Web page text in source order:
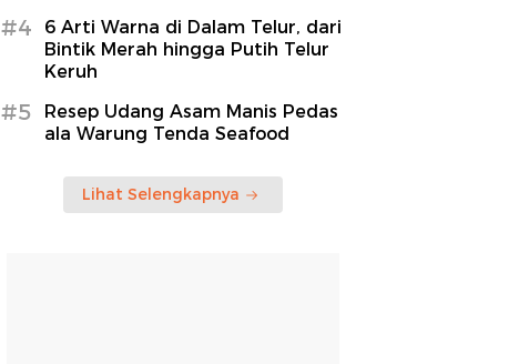
#4
6 Arti Warna di Dalam Telur, dari
Bintik Merah hingga Putih Telur
Keruh
#5
Resep Udang Asam Manis Pedas
ala Warung Tenda Seafood
Lihat Selengkapnya